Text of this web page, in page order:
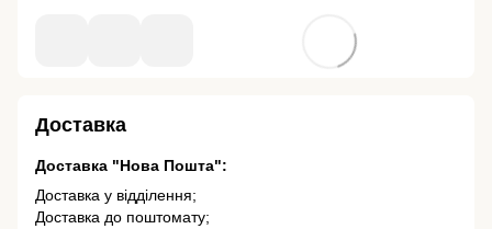
Доставка
Доставка "Нова Пошта":
Доставка у відділення;
Доставка до поштомату;